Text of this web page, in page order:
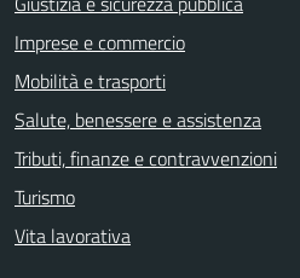
Imprese e commercio
Mobilità e trasporti
Salute, benessere e assistenza
Tributi, finanze e contravvenzioni
Turismo
Vita lavorativa